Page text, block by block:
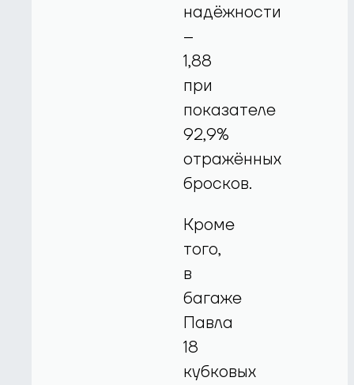
надёжности
–
1,88
при
показателе
92,9%
отражённых
бросков.
Кроме
того,
в
багаже
Павла
18
кубковых